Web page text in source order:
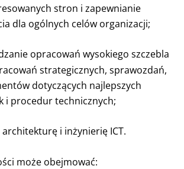
stron i zapewnianie
dla ogólnych celów organizacji;
opracowań wysokiego szczebla
strategicznych, sprawozdań,
dotyczących najlepszych
i procedur technicznych;
i inżynierię ICT.
może obejmować: